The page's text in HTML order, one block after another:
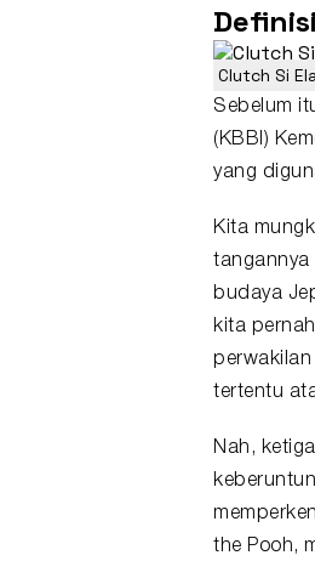
Clutch Si
Sebelum
(KBBI)
yang
Kita
tangannya
budaya
kita
perwakilan
tertentu
Nah,
the Pooh,